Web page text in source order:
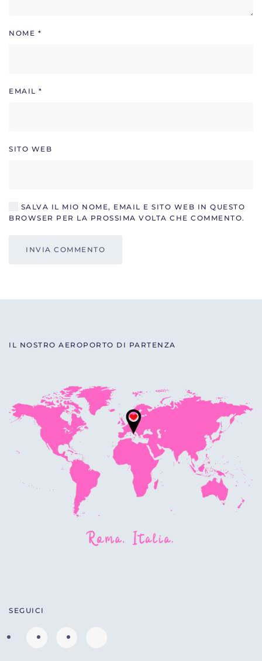
NOME *
EMAIL *
SITO WEB
SALVA IL MIO NOME, EMAIL E SITO WEB IN QUESTO
BROWSER PER LA PROSSIMA VOLTA CHE COMMENTO.
INVIA COMMENTO
IL NOSTRO AEROPORTO DI PARTENZA
SEGUICI